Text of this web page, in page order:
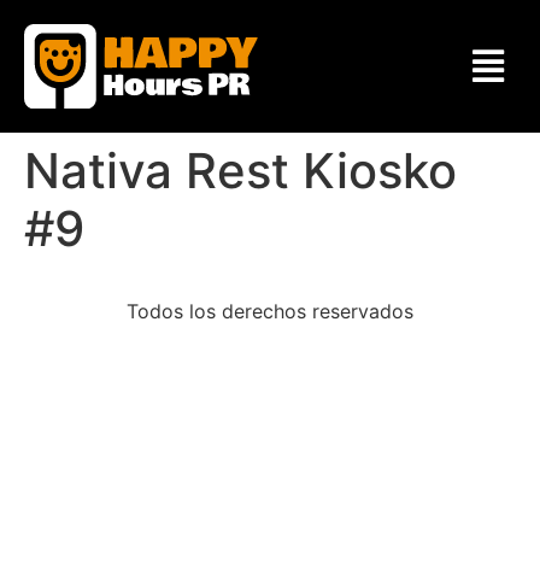
Nativa Rest Kiosko
#9
Todos los derechos reservados